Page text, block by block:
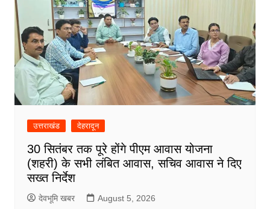
उत्तराखंड देहरादून
30 सितंबर तक पूरे होंगे पीएम आवास योजना
(शहरी) के सभी लंबित आवास, सचिव आवास ने दिए
सख्त निर्देश
देवभूमि खबर August 5, 2026